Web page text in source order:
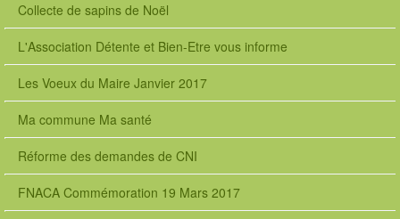
Collecte de sapins de Noël
L'Association Détente et Bien-Etre vous informe
Les Voeux du Maire Janvier 2017
Ma commune Ma santé
Réforme des demandes de CNI
FNACA Commémoration 19 Mars 2017